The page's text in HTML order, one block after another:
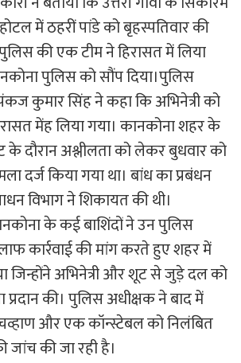
में ठहरीं पांडे को बृहस्पतिवार की
की एक टीम ने हिरासत में लिया
पुलिस को सौंप दिया।पुलिस
कुमार सिंह ने कहा कि अभिनेत्री को
मेंह लिया गया। कानकोना शहर के
के दौरान अश्लीलता को लेकर बुधवार को
दर्ज किया गया था। बांध का प्रबंधन
विभाग ने शिकायत की थी।
के कई बाशिंदों ने उन पुलिस
कार्रवाई की मांग करते हुए शहर में
जिन्होंने अभिनेत्री और शूट से जुड़े दल को
की। पुलिस अधीक्षक ने बाद में
और एक कॉन्स्टेबल को निलंबित
जांच की जा रही है।